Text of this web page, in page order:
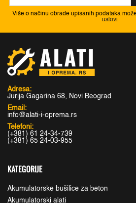
Više o načinu obrade upisanih podataka
uslovi.
Adresa:
Jurija Gagarina 68, Novi Beograd
Email:
info@alati-i-oprema.rs
Telefoni:
(+381) 61 24-34-739
(+381) 65 24-03-955
KATEGORIJE
Akumulatorske bušilice za beton
Akumulatorski alati